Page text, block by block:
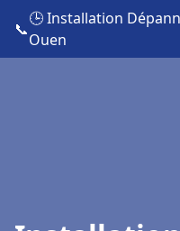
📞
🕒 Installation
Ouen